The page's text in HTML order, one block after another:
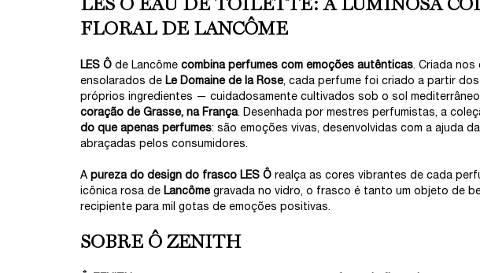
LES Ô EAU DE TOILETTE: A LUMINOSA
FLORAL DE LANCÔME
LES Ô de Lancôme combina perfumes com emoções autênticas. Criada nos
ensolarados de Le Domaine de la Rose, cada perfume foi criado a partir
próprios ingredientes — cuidadosamente cultivados sob o sol
coração de Grasse, na França. Desenhada por mestres perfumistas, a
do que apenas perfumes: são emoções vivas, desenvolvidas com a ajuda
abraçadas pelos consumidores.
A pureza do design do frasco LES Ô realça as cores vibrantes de cada
icônica rosa de Lancômegravada no vidro, o frasco é tanto um objeto de
recipiente para mil gotas de emoções positivas.
SOBRE Ô ZENITH